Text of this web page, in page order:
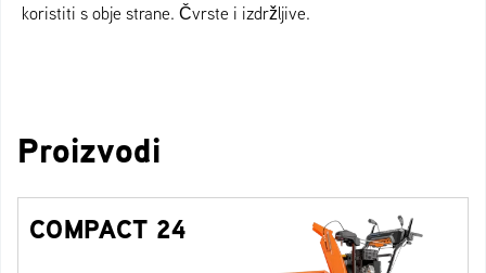
koristiti s obje strane. Čvrste i izdržljive.
Proizvodi
COMPACT 24